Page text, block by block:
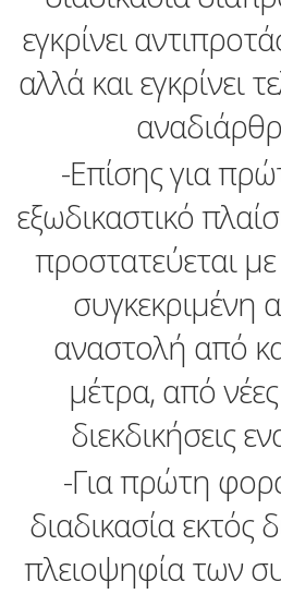
εγκρίνει
αλλά και εγκρίνει
-Επίσης για
εξωδικαστικό
προστατεύεται
συγκεκριμένη
αναστολή από
μέτρα, από
διεκδικήσεις
-Για πρώτη
διαδικασία εκτός
πλειοψηφία των